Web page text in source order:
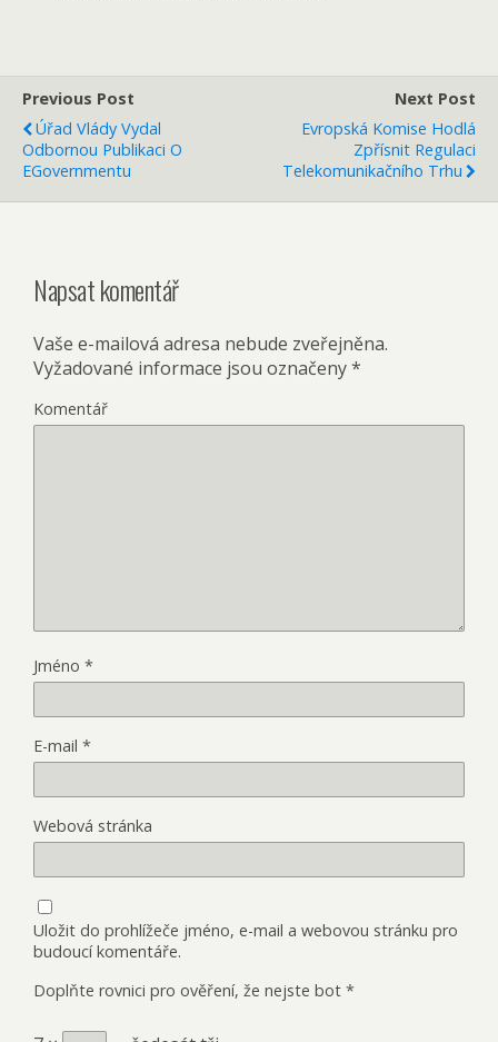
Previous Post
Úřad Vlády Vydal
Odbornou Publikaci O
EGovernmentu
Next Post
Evropská Komise Hodlá
Zpřísnit Regulaci
Telekomunikačního Trhu
Napsat komentář
Vaše e-mailová adresa nebude zveřejněna.
Vyžadované informace jsou označeny*
Komentář
Jméno *
E-mail *
Webová stránka
Uložit do prohlížeče jméno, e-mail a webovou stránku pro
budoucí komentáře.
Doplňte rovnici pro ověření, že nejste bot *